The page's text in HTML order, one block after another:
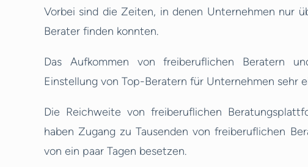
Vorbei sind die Zeiten, in denen Unternehmen nur
Berater finden konnten.
Das Aufkommen von freiberuflichen Beratern
Einstellung von Top-Beratern für Unternehmen sehr
Die Reichweite von freiberuflichen
haben Zugang zu Tausenden von freiberuflichen
von ein paar Tagen besetzen.